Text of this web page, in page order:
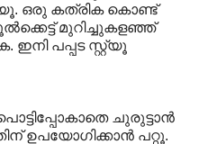
ഒരു കത്രിക കൊണ്ട്
മുറിച്ചുകളഞ്ഞ്
ഇനി പപ്പട സ്റ്റ്യൂ
ചുരുട്ടാന്‍
ഉപയോഗിക്കാന്‍ പറ്റൂ.